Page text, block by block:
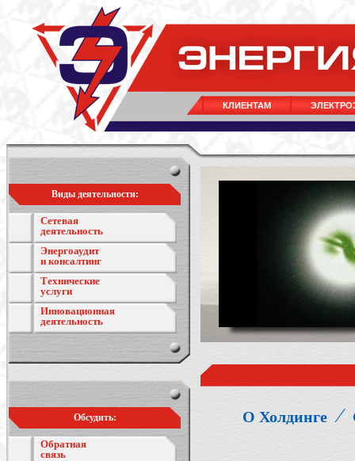
КЛИЕНТАМ
Виды деятельности:
Сетевая
деятельность
Энергоаудит
и консалтинг
Технические
услуги
Инновационная
деятельность
Обсудить:
Обратная
связь
О Холдинге ⁄